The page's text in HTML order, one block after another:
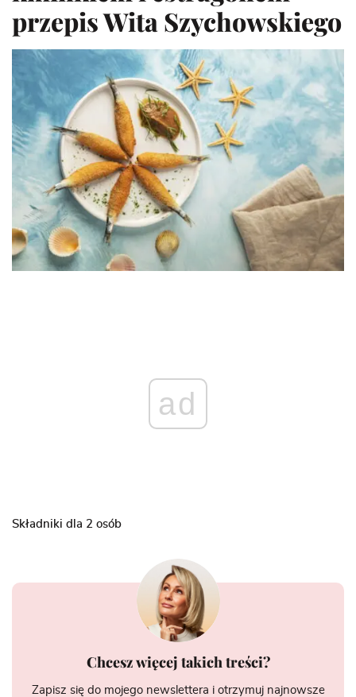
przepis Wita Szychowskiego
ad
Składniki dla 2 osób
Chcesz więcej takich treści?
Zapisz się do mojego newslettera i otrzymuj najnowsze